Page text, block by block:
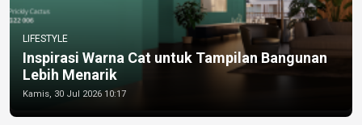
LIFESTYLE
Inspirasi Warna Cat untuk Tampilan Bangunan
Lebih Menarik
Kamis, 30 Jul 2026 10:17